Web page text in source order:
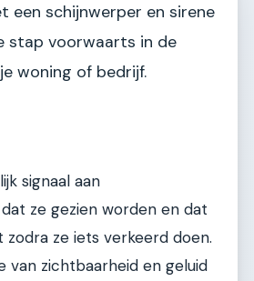
een schijnwerper en sirene
stap voorwaarts in de
woning of bedrijf.
signaal aan
ze gezien worden en dat
zodra ze iets verkeerd doen.
van zichtbaarheid en geluid